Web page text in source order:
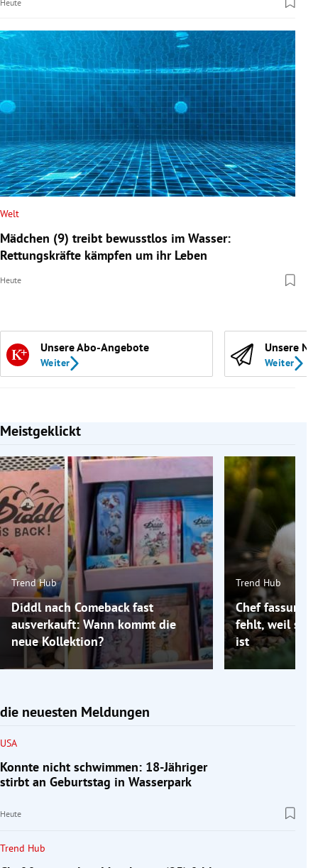
Heute
Welt
Mädchen (9) treibt bewusstlos im Wasser:
Rettungskräfte kämpfen um ihr Leben
Heute
Unsere Abo-Angebote
Weiter
Unsere
Weiter
Meistgeklickt
Slide 1 von 7
Trend Hub
Diddl nach Comeback fast
ausverkauft: Wann kommt die
neue Kollektion?
Trend Hub
Chef
fehlt, weil
ist
die neuesten Meldungen
USA
Konnte nicht schwimmen: 18-Jähriger
stirbt an Geburtstag in Wasserpark
Heute
Trend Hub